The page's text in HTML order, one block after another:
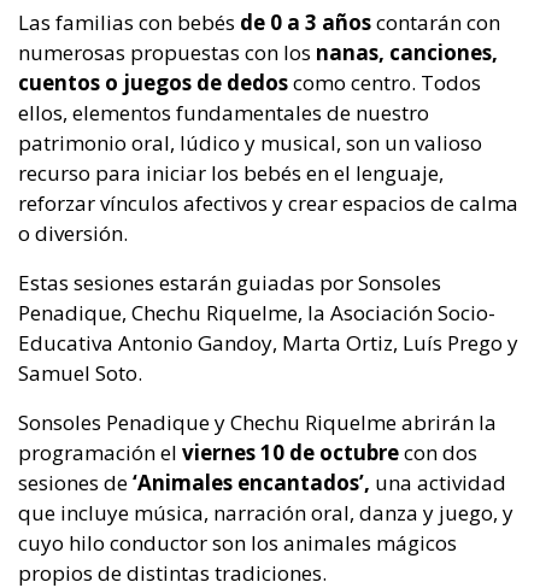
Las familias con bebés de 0 a 3 añoscontarán con
numerosas propuestas con los nanas, canciones,
cuentos o juegos de dedoscomo centro. Todos
ellos, elementos fundamentales de nuestro
patrimonio oral, lúdico y musical, son un valioso
recurso para iniciar los bebés en el lenguaje,
reforzar vínculos afectivos y crear espacios de calma
o diversión.
Estas sesiones estarán guiadas por Sonsoles
Penadique, Chechu Riquelme, la Asociación Socio-
Educativa Antonio Gandoy, Marta Ortiz, Luís Prego y
Samuel Soto.
Sonsoles Penadique y Chechu Riquelme abrirán la
programación el viernes 10 de octubrecon dos
sesiones de‘Animales encantados’, una actividad
que incluye música, narración oral, danza y juego, y
cuyo hilo conductor son los animales mágicos
propios de distintas tradiciones.